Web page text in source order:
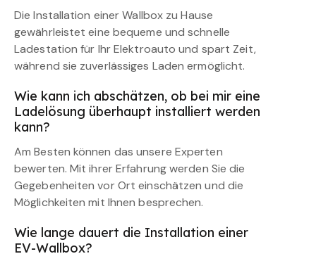
Die Installation einer Wallbox zu Hause
gewährleistet eine bequeme und schnelle
Ladestation für Ihr Elektroauto und spart Zeit,
während sie zuverlässiges Laden ermöglicht.
Wie kann ich abschätzen, ob bei mir eine
Ladelösung überhaupt installiert werden
kann?
Am Besten können das unsere Experten
bewerten. Mit ihrer Erfahrung werden Sie die
Gegebenheiten vor Ort einschätzen und die
Möglichkeiten mit Ihnen besprechen.
Wie lange dauert die Installation einer
EV-Wallbox?